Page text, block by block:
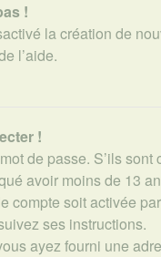
!
la création de
l’aide.
!
de passe. S’ils
avoir moins de 13
soit activée
ses instructions.
ayez fourni une